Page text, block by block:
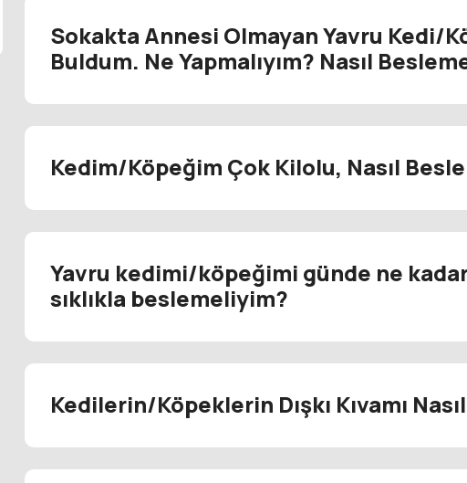
Sokakta Annesi Olmayan Yavru Kedi/
Buldum. Ne Yapmalıyım? Nasıl
Kedim/Köpeğim Çok Kilolu, Nasıl
Yavru kedimi/köpeğimi günde ne
sıklıkla beslemeliyim?
Kedilerin/Köpeklerin Dışkı Kıvamı